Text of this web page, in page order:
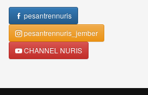
pesantrennuris
pesantrennuris_jember
CHANNEL NURIS